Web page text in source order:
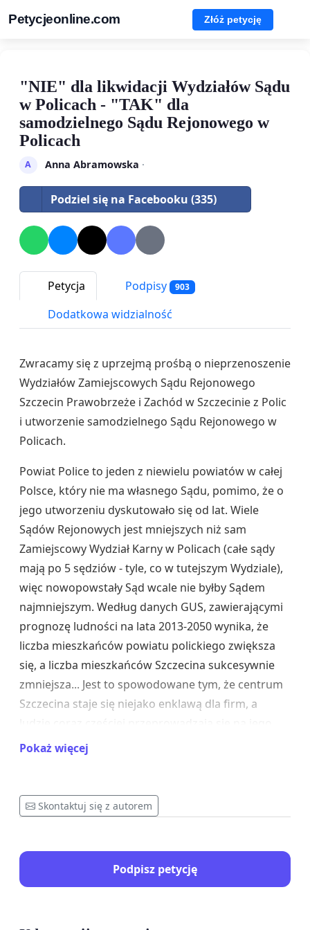
Petycjeonline.com Złóż petycję
"NIE" dla likwidacji Wydziałów Sądu
w Policach - "TAK" dla
samodzielnego Sądu Rejonowego w
Policach
A Anna Abramowska ·
Podziel się na Facebooku (335)
Petycja Podpisy 903
Dodatkowa widzialność
Zwracamy się z uprzejmą prośbą o nieprzenoszenie
Wydziałów Zamiejscowych Sądu Rejonowego
Szczecin Prawobrzeże i Zachód w Szczecinie z Polic
i utworzenie samodzielnego Sądu Rejonowego w
Policach.
Powiat Police to jeden z niewielu powiatów w całej
Polsce, który nie ma własnego Sądu, pomimo, że o
jego utworzeniu dyskutowało się od lat. Wiele
Sądów Rejonowych jest mniejszych niż sam
Zamiejscowy Wydział Karny w Policach (całe sądy
mają po 5 sędziów - tyle, co w tutejszym Wydziale),
więc nowopowstały Sąd wcale nie byłby Sądem
najmniejszym. Według danych GUS, zawierającymi
prognozę ludności na lata 2013-2050 wynika, że
liczba mieszkańców powiatu polickiego zwiększa
się, a liczba mieszkańców Szczecina sukcesywnie
zmniejsza... Jest to spowodowane tym, że centrum
Szczecina staje się niejako enklawą dla firm, a
obrzeża, m.in. właśnie do gmin Police, Dobra, Nowe
W powiecie funkcjonuje Komenda Powiatową
decyzją z punktu widzenia społeczności powiatu
polickiego jest utworzenie Prokuratury i Sądu w
Policach.
Pokaż więcej
Skontaktuj się z autorem
Podpisz petycję